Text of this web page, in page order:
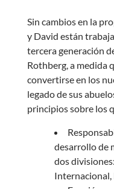
Sin cambios en la
y David están
tercera generación
Rothberg, a medida
convertirse en los
legado de sus
principios sobre los
desarrollo de
dos
Internacional,